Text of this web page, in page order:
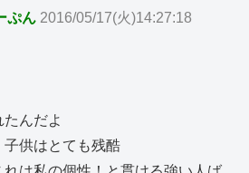
ぷん 2016/05/17(火)14:27:18
んだよ
供はとても残酷